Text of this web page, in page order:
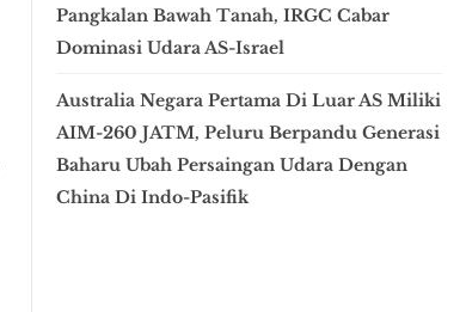
Pangkalan Bawah Tanah, IRGC Cabar
Dominasi Udara AS-Israel
Australia Negara Pertama Di Luar AS Miliki
AIM-260 JATM, Peluru Berpandu Generasi
Baharu Ubah Persaingan Udara Dengan
China Di Indo-Pasifik